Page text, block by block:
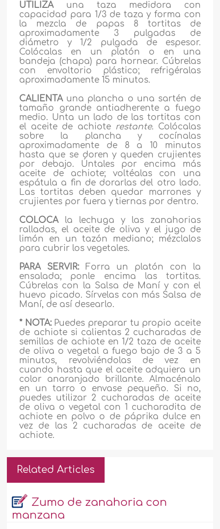
UTILIZAuna taza medidora con
capacidad para 1/3 de taza y forma con
la mezcla de papas 8 tortitas de
aproximadamente 3 pulgadas de
diámetro y 1/2 pulgada de espesor.
Colócalas en un platón o en una
bandeja (chapa) para hornear. Cúbrelas
con envoltorio plástico; refrigéralas
aproximadamente 15 minutos.
CALIENTAuna plancha o una sartén de
tamaño grande antiadherente a fuego
medio. Unta un lado de las tortitas con
el aceite de achiote restante. Colócalas
sobre la plancha y cocínalas
aproximadamente de 8 a 10 minutos
hasta que se doren y queden crujientes
por debajo. Úntales por encima más
aceite de achiote; voltéalas con una
espátula a fin de dorarlas del otro lado.
Las tortitas deben quedar marrones y
crujientes por fuera y tiernas por dentro.
COLOCAla lechuga y las zanahorias
ralladas, el aceite de oliva y el jugo de
limón en un tazón mediano; mézclalos
para cubrir los vegetales.
PARA SERVIR:Forra un platón con la
ensalada; ponle encima las tortitas.
Cúbrelas con la Salsa de Maní y con el
huevo picado. Sírvelas con más Salsa de
Maní, de así desearlo.
* NOTA:Puedes preparar tu propio aceite
de achiote si calientas 2 cucharadas de
semillas de achiote en 1/2 taza de aceite
de oliva o vegetal a fuego bajo de 3 a 5
minutos, revolviéndolas de vez en
cuando hasta que el aceite adquiera un
color anaranjado brillante. Almacénalo
en un tarro o envase pequeño. Si no,
puedes utilizar 2 cucharadas de aceite
de oliva o vegetal con 1 cucharadita de
achiote en polvo o de páprika dulce en
vez de las 2 cucharadas de aceite de
achiote.
Related Articles
Zumo de zanahoria con
manzana